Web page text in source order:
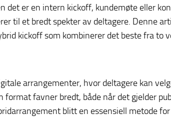
det er en intern kickoff, kundemøte eller
til et bredt spekter av deltagere. Denne
kickoff som kombinerer det beste fra to
arrangementer, hvor deltagere kan
favner bredt, både når det gjelder
blitt en essensiell metode